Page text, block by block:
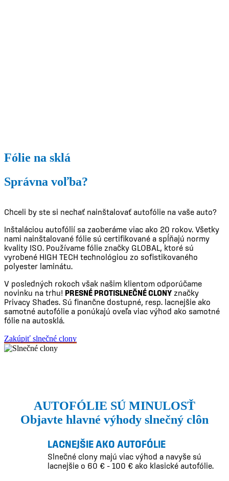
Fólie na sklá
Správna voľba?
Chceli by ste si nechať nainštalovať autofólie na vaše auto?
Inštaláciou autofólií sa zaoberáme viac ako 20 rokov. Všetky
nami nainštalované fólie sú certifikované a spĺňajú normy
kvality ISO. Používame fólie značky GLOBAL, ktoré sú
vyrobené HIGH TECH technológiou zo sofistikovaného
polyester laminátu.
V posledných rokoch však našim klientom odporúčame
novinku na trhu! PRESNÉ PROTISLNEČNÉ CLONY značky
Privacy Shades. Sú finančne dostupné, resp. lacnejšie ako
samotné autofólie a ponúkajú oveľa viac výhod ako samotné
fólie na autosklá.
Zakúpiť slnečné clony
AUTOFÓLIE SÚ MINULOSŤ
Objavte hlavné výhody slnečný clôn
LACNEJŠIE AKO AUTOFÓLIE
Slnečné clony majú viac výhod a navyše sú
lacnejšie o 60 € – 100 € ako klasické autofólie.